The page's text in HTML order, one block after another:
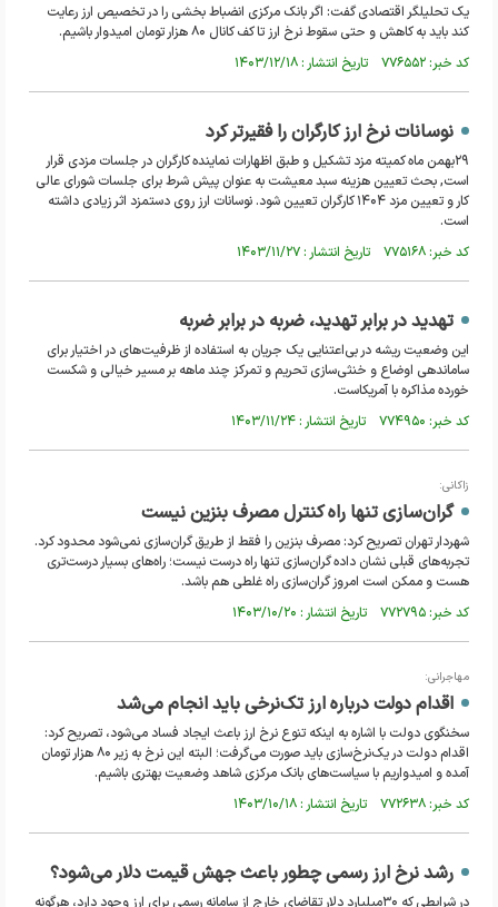
یک تحلیلگر اقتصادی گفت: اگر بانک مرکزی انضباط بخشی را در تخصیص ارز رعایت
کند باید به کاهش و حتی سقوط نرخ ارز تا کف کانال ۸۰ هزار تومان امیدوار باشیم.
کد خبر: ۷۷۶۵۵۲ تاریخ انتشار : ۱۴۰۳/۱۲/۱۸
نوسانات نرخ ارز کارگران را فقیرتر کرد
۲۹بهمن ماه کمیته مزد تشکیل و طبق اظهارات نماینده کارگران در جلسات مزدی قرار
است, بحث تعیین هزینه سبد معیشت به عنوان پیش شرط برای جلسات شورای عالی
کار و تعیین مزد ۱۴۰۴ کارگران تعیین شود. نوسانات ارز روی دستمزد اثر زیادی داشته
است.
کد خبر: ۷۷۵۱۶۸ تاریخ انتشار : ۱۴۰۳/۱۱/۲۷
تهدید در برابر تهدید، ضربه در برابر ضربه
این وضعیت ریشه در بی‌اعتنایی یک جریان به استفاده از ظرفیت‌های در اختیار برای
ساماندهی اوضاع و خنثی‌سازی تحریم و تمرکز چند ماهه بر مسیر خیالی و شکست
خورده مذاکره با آمریکاست.
کد خبر: ۷۷۴۹۵۰ تاریخ انتشار : ۱۴۰۳/۱۱/۲۴
زاکانی:
گران‌سازی تنها راه کنترل مصرف بنزین نیست
شهردار تهران تصریح کرد: مصرف بنزین را فقط از طریق گران‌سازی نمی‌شود محدود کرد.
تجربه‌های قبلی نشان داده گران‌سازی تنها راه درست نیست؛ راه‌های بسیار درست‌تری
هست و ممکن است امروز گران‌سازی راه غلطی هم باشد.
کد خبر: ۷۷۲۷۹۵ تاریخ انتشار : ۱۴۰۳/۱۰/۲۰
مهاجرانی:
اقدام دولت درباره ارز تک‌نرخی باید انجام می‌شد
سخنگوی دولت با اشاره به اینکه تنوع نرخ ارز باعث ایجاد فساد می‌شود، تصریح کرد:
اقدام دولت در یک‌نرخ‌سازی باید صورت می‌گرفت؛ البته این نرخ به زیر ۸۰ هزار تومان
آمده و امیدواریم با سیاست‌های بانک مرکزی شاهد وضعیت بهتری باشیم.
کد خبر: ۷۷۲۶۳۸ تاریخ انتشار : ۱۴۰۳/۱۰/۱۸
رشد نرخ ارز رسمی چطور باعث جهش قیمت دلار می‌شود؟
در شرایطی که ۳۰میلیارد دلار تقاضای خارج از سامانه رسمی برای ارز وجود دارد، هرگونه